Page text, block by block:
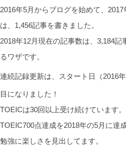
2016年5月からブログを始めて、
は、1,456記事を書きました。
2018年12月現在の記事数は、3,184
るワザです。
連続記録更新は、スタート日（2016年
目になりました！
TOEICは30回以上受け続けています
TOEIC700点達成を2018年の5月に達
勉強に楽しさを見出してます。